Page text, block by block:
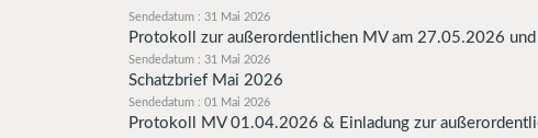
Sendedatum : 31 Mai 2026
Protokoll zur außerordentlichen MV am 27.05.2026
Sendedatum : 31 Mai 2026
Schatzbrief Mai 2026
Sendedatum : 01 Mai 2026
Protokoll MV 01.04.2026 & Einladung zur